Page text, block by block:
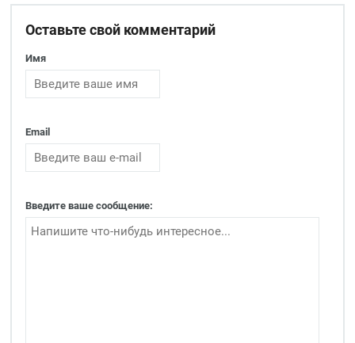
Оставьте свой комментарий
Имя
Email
Введите ваше сообщение: